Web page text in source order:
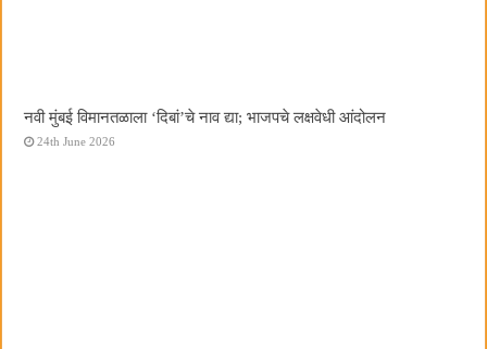
नवी मुंबई विमानतळाला ‌‘दिबां‌’चे नाव द्या; भाजपचे लक्षवेधी आंदोलन
24th June 2026